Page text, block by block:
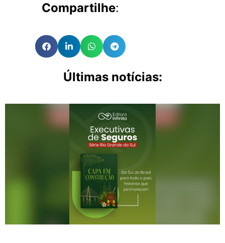
Compartilhe:
Últimas notícias: